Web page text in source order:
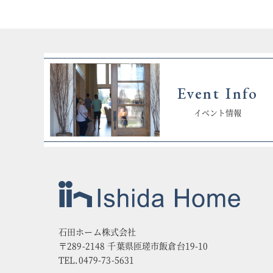
Event Info
イベント情報
石田ホーム株式会社
〒289-2148 千葉県匝瑳市飯倉台19-10
TEL.0479-73-5631